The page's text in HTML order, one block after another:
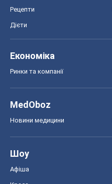
Рецепти
Дієти
Економіка
Ринки та компанії
MedOboz
Новини медицини
Шоу
Афіша